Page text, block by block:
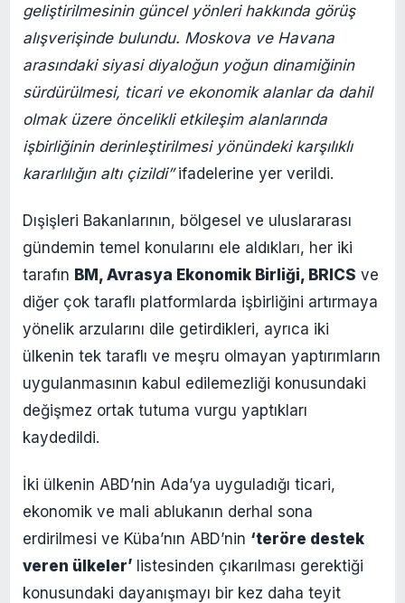
geliştirilmesinin güncel yönleri hakkında görüş
alışverişinde bulundu. Moskova ve Havana
arasındaki siyasi diyaloğun yoğun dinamiğinin
sürdürülmesi, ticari ve ekonomik alanlar da dahil
olmak üzere öncelikli etkileşim alanlarında
işbirliğinin derinleştirilmesi yönündeki karşılıklı
kararlılığın altı çizildi”ifadelerine yer verildi.
Dışişleri Bakanlarının, bölgesel ve uluslararası
gündemin temel konularını ele aldıkları, her iki
tarafın BM, Avrasya Ekonomik Birliği, BRICS ve
diğer çok taraflı platformlarda işbirliğini artırmaya
yönelik arzularını dile getirdikleri, ayrıca iki
ülkenin tek taraflı ve meşru olmayan yaptırımların
uygulanmasının kabul edilemezliği konusundaki
değişmez ortak tutuma vurgu yaptıkları
kaydedildi.
İki ülkenin ABD’nin Ada’ya uyguladığı ticari,
ekonomik ve mali ablukanın derhal sona
erdirilmesi ve Küba’nın ABD’nin ‘teröre destek
veren ülkeler’ listesinden çıkarılması gerektiği
konusundaki dayanışmayı bir kez daha teyit